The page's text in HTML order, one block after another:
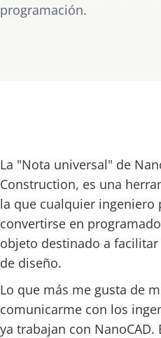
programación.
La "Nota universal" de
Construction, es una
la que cualquier ingeniero
convertirse en
objeto destinado a
de diseño.
Lo que más me gusta de
comunicarme con los
ya trabajan con NanoCAD.